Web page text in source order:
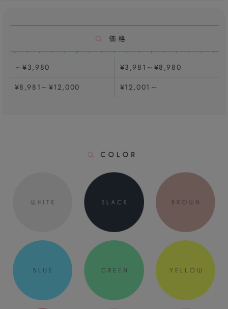
～¥3,980
¥3,981～¥8,980
¥8,981～¥12,000
¥12,001～